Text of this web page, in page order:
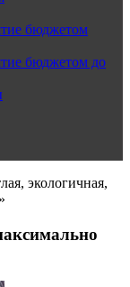
бюджетом
бюджетом до
экологичная,